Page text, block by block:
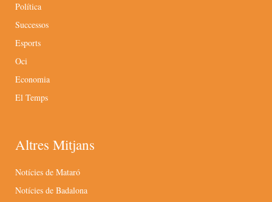
Política
Successos
Esports
Oci
Economia
El Temps
Altres Mitjans
Notícies de Mataró
Notícies de Badalona